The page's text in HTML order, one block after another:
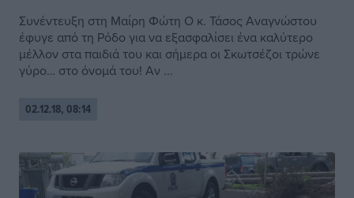
Συνέντευξη στη Μαίρη Φώτη Ο κ. Τάσος Αναγνώστου
έφυγε από τη Ρόδο για να εξασφαλίσει ένα καλύτερο
μέλλον στα παιδιά του και σήμερα οι Σκωτσέζοι τρώνε
γύρο… στο όνομά του! Αν ...
02.12.18, 08:14